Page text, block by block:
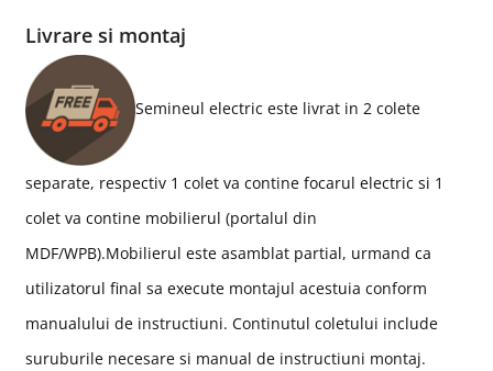
Livrare si montaj
Semineul electric este livrat in 2 colete
separate, respectiv 1 colet va contine focarul electric si 1
colet va contine mobilierul (portalul din
MDF/WPB).Mobilierul este asamblat partial, urmand ca
utilizatorul final sa execute montajul acestuia conform
manualului de instructiuni. Continutul coletului include
suruburile necesare si manual de instructiuni montaj.